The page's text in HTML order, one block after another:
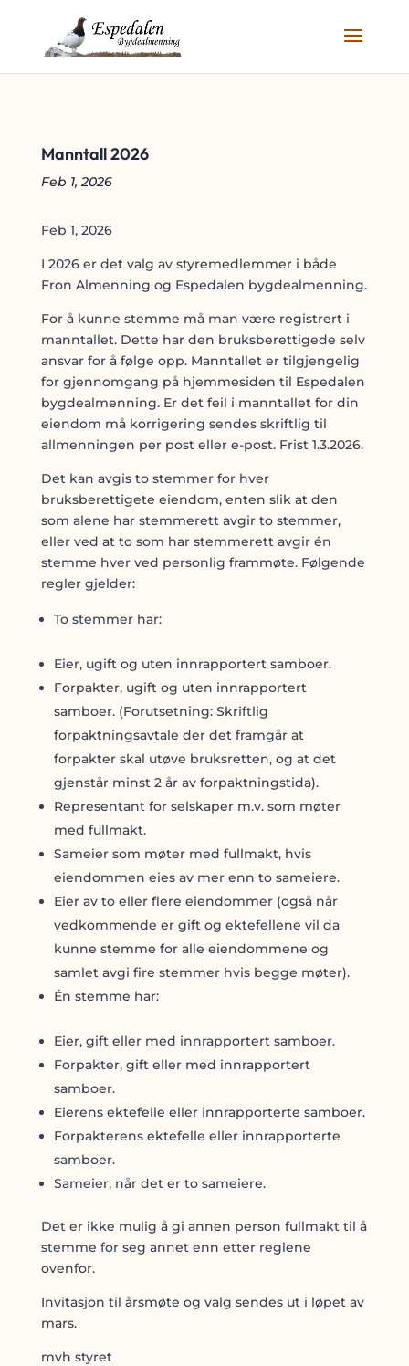
Manntall 2026
Feb 1, 2026
Feb 1, 2026
I 2026 er det valg av styremedlemmer i både
Fron Almenning og Espedalen bygdealmenning.
For å kunne stemme må man være registrert i
manntallet. Dette har den bruksberettigede selv
ansvar for å følge opp. Manntallet er tilgjengelig
for gjennomgang på hjemmesiden til Espedalen
bygdealmenning. Er det feil i manntallet for din
eiendom må korrigering sendes skriftlig til
allmenningen per post eller e-post. Frist 1.3.2026.
Det kan avgis to stemmer for hver
bruksberettigete eiendom, enten slik at den
som alene har stemmerett avgir to stemmer,
eller ved at to som har stemmerett avgir én
stemme hver ved personlig frammøte. Følgende
regler gjelder:
To stemmer har:
Eier, ugift og uten innrapportert samboer.
Forpakter, ugift og uten innrapportert
samboer. (Forutsetning: Skriftlig
forpaktningsavtale der det framgår at
forpakter skal utøve bruksretten, og at det
gjenstår minst 2 år av forpaktningstida).
Representant for selskaper m.v. som møter
med fullmakt.
Sameier som møter med fullmakt, hvis
eiendommen eies av mer enn to sameiere.
Eier av to eller flere eiendommer (også når
vedkommende er gift og ektefellene vil da
kunne stemme for alle eiendommene og
samlet avgi fire stemmer hvis begge møter).
Én stemme har:
Eier, gift eller med innrapportert samboer.
Forpakter, gift eller med innrapportert
samboer.
Eierens ektefelle eller innrapporterte samboer.
Forpakterens ektefelle eller innrapporterte
samboer.
Sameier, når det er to sameiere.
Det er ikke mulig å gi annen person fullmakt til å
stemme for seg annet enn etter reglene
ovenfor.
Invitasjon til årsmøte og valg sendes ut i løpet av
mars.
mvh styret